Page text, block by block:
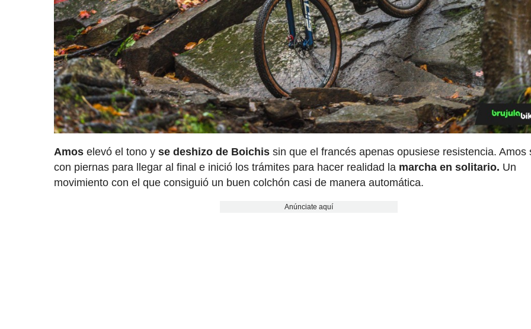
Amos elevó el tono yse deshizo de Boichis sin que el francés apenas opusiese resistencia. Amos
con piernas para llegar al final e inició los trámites para hacer realidad la marcha en solitario. Un
movimiento con el que consiguió un buen colchón casi de manera automática.
Anúnciate aquí